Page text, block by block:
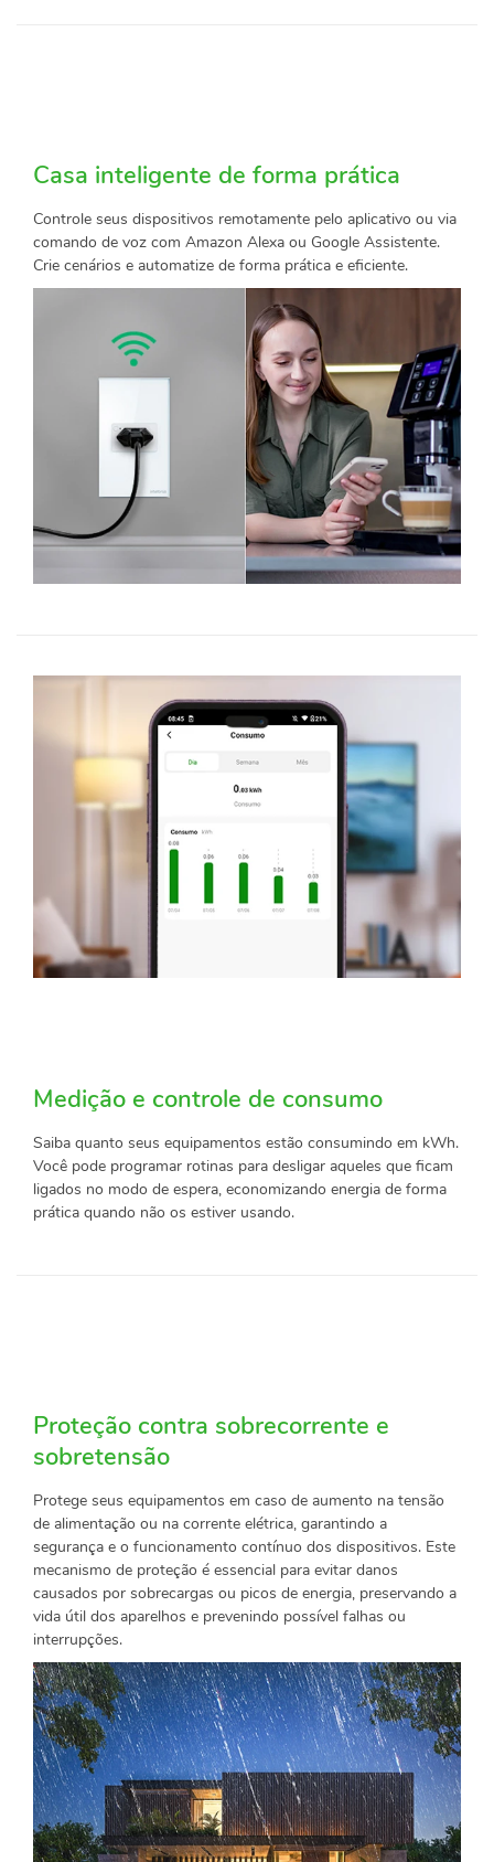
Casa inteligente de forma prática
Controle seus dispositivos remotamente pelo aplicativo ou via
comando de voz com Amazon Alexa ou Google Assistente.
Crie cenários e automatize de forma prática e eficiente.
Medição e controle de consumo
Saiba quanto seus equipamentos estão consumindo em kWh.
Você pode programar rotinas para desligar aqueles que ficam
ligados no modo de espera, economizando energia de forma
prática quando não os estiver usando.
Proteção contra sobrecorrente e
sobretensão
Protege seus equipamentos em caso de aumento na tensão
de alimentação ou na corrente elétrica, garantindo a
segurança e o funcionamento contínuo dos dispositivos. Este
mecanismo de proteção é essencial para evitar danos
causados por sobrecargas ou picos de energia, preservando a
vida útil dos aparelhos e prevenindo possível falhas ou
interrupções.